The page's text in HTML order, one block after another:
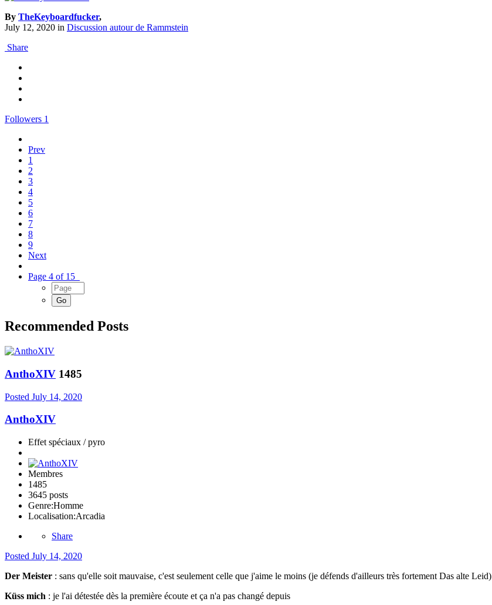
By TheKeyboardfucker,
July 12, 2020 in Discussion autour de Rammstein
Share
Followers 1
Prev
1
2
3
4
5
6
7
8
9
Next
Page 4 of 15
Recommended Posts
AnthoXIV 1485
Posted July 14, 2020
AnthoXIV
Effet spéciaux / pyro
Membres
1485
3645 posts
Genre:Homme
Localisation:Arcadia
Share
Posted July 14, 2020
Der Meister : sans qu'elle soit mauvaise, c'est seulement celle que j'aime le moins (je défends d'ailleurs très fortement Das alte Leid)
Küss mich : je l'ai détestée dès la première écoute et ça n'a pas changé depuis